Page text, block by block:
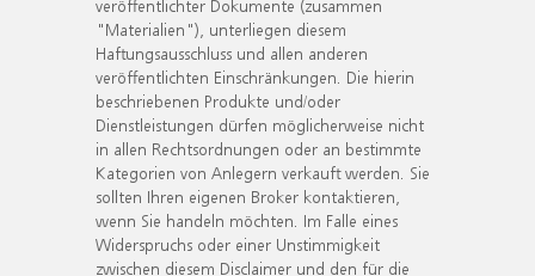
veröffentlichter Dokumente (zusammen
"Materialien"), unterliegen diesem
Haftungsausschluss und allen anderen
veröffentlichten Einschränkungen. Die hierin
beschriebenen Produkte und/oder
Dienstleistungen dürfen möglicherweise nicht
in allen Rechtsordnungen oder an bestimmte
Kategorien von Anlegern verkauft werden. Sie
sollten Ihren eigenen Broker kontaktieren,
wenn Sie handeln möchten. Im Falle eines
Widerspruchs oder einer Unstimmigkeit
zwischen diesem Disclaimer und den für die